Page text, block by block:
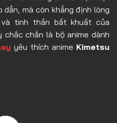
mà còn khẳng định lòng
tinh thần bất khuất của
chắn là bộ anime dành
yêu thích anime Kimetsu